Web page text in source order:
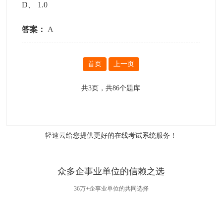
D
1.0
答案： A
首页 上一页
共3页，共86个题库
轻速云给您提供更好的在线考试系统服务！
众多企事业单位的信赖之选
36万+企事业单位的共同选择